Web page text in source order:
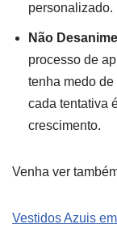
personalizado.
Não
processo de
tenha medo
cada tentativa
crescimento.
Venha ver
Vestidos Azuis